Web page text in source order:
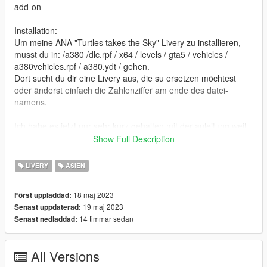
add-on
Installation:
Um meine ANA "Turtles takes the Sky" Livery zu installieren,
musst du in: /a380 /dlc.rpf / x64 / levels / gta5 / vehicles /
a380vehicles.rpf / a380.ydt / gehen.
Dort sucht du dir eine Livery aus, die su ersetzen möchtest
oder änderst einfach die Zahlenziffer am ende des datei-
namens.
sonst wird es zu viel Text.
Wenn du dafür Hilfe benötigst, komm auf meinen Discord-
Serer (Hessen-Mods)
EN:
Since this is a livery, you need the original add-on.
Link: https://www.gta5-mods.com/vehicles/airbus-a380-800-
Show Full Description
LIVERY ASIEN
Först uppladdad: 18 maj 2023
Senast uppdaterad: 19 maj 2023
Senast nedladdad: 14 timmar sedan
All Versions